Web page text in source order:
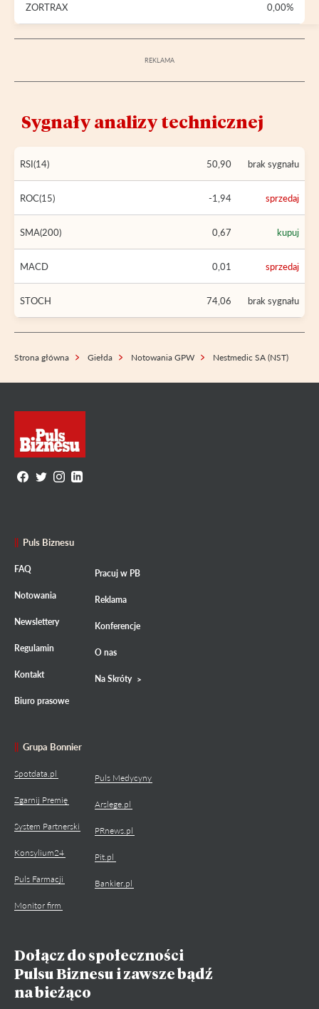
ZORTRAX 0,00%
Sygnały analizy technicznej
RSI(14) 50,90 brak sygnału
ROC(15) -1,94 sprzedaj
SMA(200) 0,67 kupuj
MACD 0,01 sprzedaj
STOCH 74,06 brak sygnału
Strona główna Giełda Notowania GPW Nestmedic SA (NST)
Puls Biznesu
FAQ
Notowania
Newslettery
Regulamin
Kontakt
Biuro prasowe
Pracuj w PB
Reklama
Konferencje
O nas
Na Skróty
Grupa Bonnier
Spotdata.pl
Zgarnij Premię
System Partnerski
Konsylium24
Puls Farmacji
Monitor firm
Puls Medycyny
Arslege.pl
PRnews.pl
Pit.pl
Bankier.pl
Dołącz do społeczności
Pulsu Biznesu i zawsze bądź
na bieżąco